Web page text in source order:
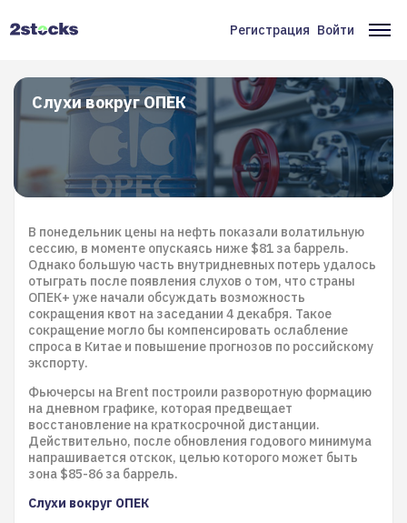
Меню
учётной
записи
пользователя
Регистрация Войти
Слухи вокруг ОПЕК
В понедельник цены на нефть показали волатильную
сессию, в моменте опускаясь ниже $81 за баррель.
Однако большую часть внутридневных потерь удалось
отыграть после появления слухов о том, что страны
ОПЕК+ уже начали обсуждать возможность
сокращения квот на заседании 4 декабря. Такое
сокращение могло бы компенсировать ослабление
спроса в Китае и повышение прогнозов по российскому
экспорту.
Фьючерсы на Brent построили разворотную формацию
на дневном графике, которая предвещает
восстановление на краткосрочной дистанции.
Действительно, после обновления годового минимума
напрашивается отскок, целью которого может быть
зона $85-86 за баррель.
Слухи вокруг ОПЕК